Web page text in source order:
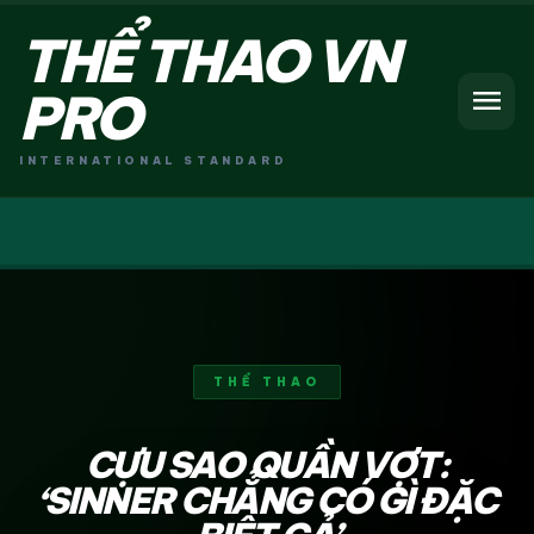
THỂ THAO VN
PRO
INTERNATIONAL STANDARD
menu
THỂ THAO
CỰU SAO QUẦN VỢT:
‘SINNER CHẲNG CÓ GÌ ĐẶC